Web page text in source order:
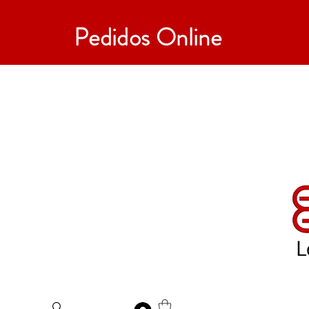
Pedidos Online